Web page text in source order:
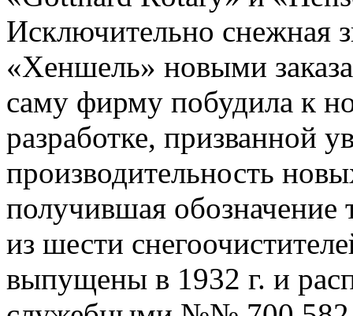
Исключительно снежная
«Хеншель» новыми
саму фирму побудила к
разработке, призванной
производительность
получившая обозначение
из шести
выпущены в 1932 г. и